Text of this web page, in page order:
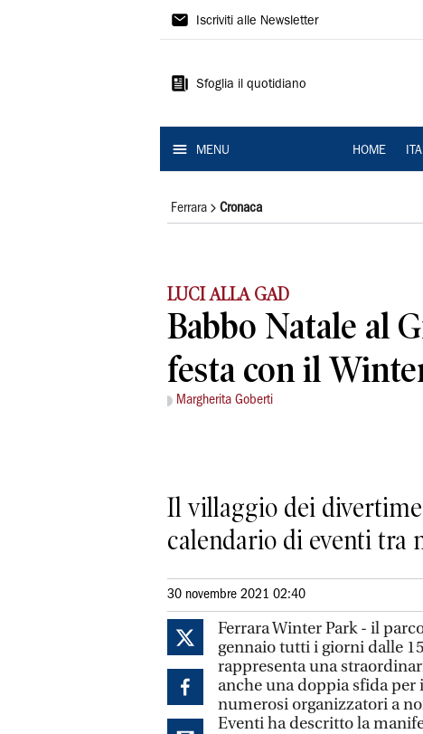
La
Ferrara
Iscriviti alle Newsletter
Sfoglia il quotidiano
MENU HOME
Ferrara Cronaca
LUCI ALLA GAD
Babbo Natale al
festa con il
Margherita Goberti
Il villaggio dei
calendario di eventi tra
30 novembre 2021 02:40
Ferrara Winter Park - il
gennaio tutti i giorni dalle
rappresenta una
anche una doppia sfida per
numerosi organizzatori a
Eventi ha descritto la